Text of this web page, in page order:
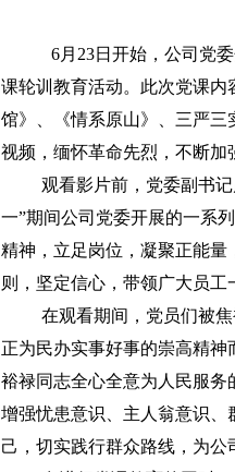
6月 23日开始，公司党
课轮训教育活动。此次党课
馆》、《情系原山》、三严三
视频，缅怀革命先烈，不断加
观看影片前，党委副书
一”期间公司党委开展的一系
精神，立足岗位，凝聚正能量
则，坚定信心，带领广大员工
在观看期间，党员们被
正为民办实事好事的崇高精
裕禄同志全心全意为人民服
增强忧患意识、主人翁意识、
己，切实践行群众路线，为公